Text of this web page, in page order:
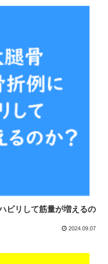
ビリして筋量が増えるの
2024.09.07